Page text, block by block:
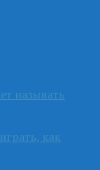
называть
как